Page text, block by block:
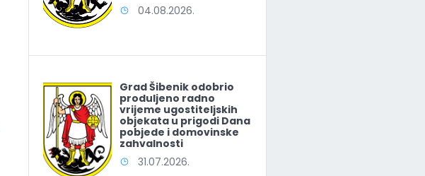
04.08.2026.
Grad Šibenik odobrio
produljeno radno
vrijeme ugostiteljskih
objekata u prigodi Dana
pobjede i domovinske
zahvalnosti
31.07.2026.